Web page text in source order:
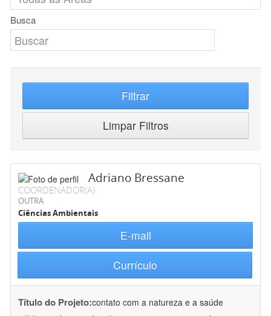
Busca
Filtrar
Limpar Filtros
Adriano Bressane
COORDENADOR(A)
OUTRA
Ciências Ambientais
E-mail
Currículo
Título do Projeto:contato com a natureza e a saúde